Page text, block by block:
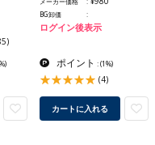
BG卸価
ログイン後表示
ポイント :(1%)
(4)
カートに入れる